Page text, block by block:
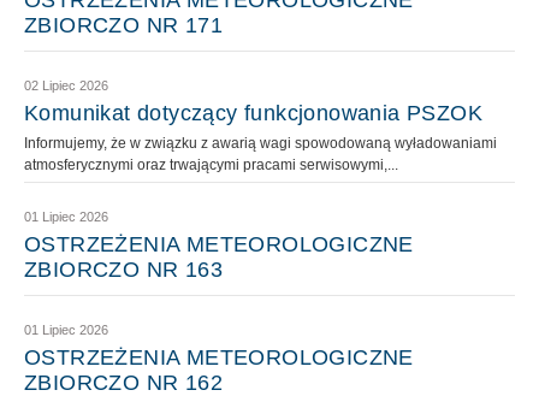
ZBIORCZO NR 171
02 Lipiec 2026
Komunikat dotyczący funkcjonowania PSZOK
Informujemy, że w związku z awarią wagi spowodowaną wyładowaniami
atmosferycznymi oraz trwającymi pracami serwisowymi,...
01 Lipiec 2026
OSTRZEŻENIA METEOROLOGICZNE
ZBIORCZO NR 163
01 Lipiec 2026
OSTRZEŻENIA METEOROLOGICZNE
ZBIORCZO NR 162